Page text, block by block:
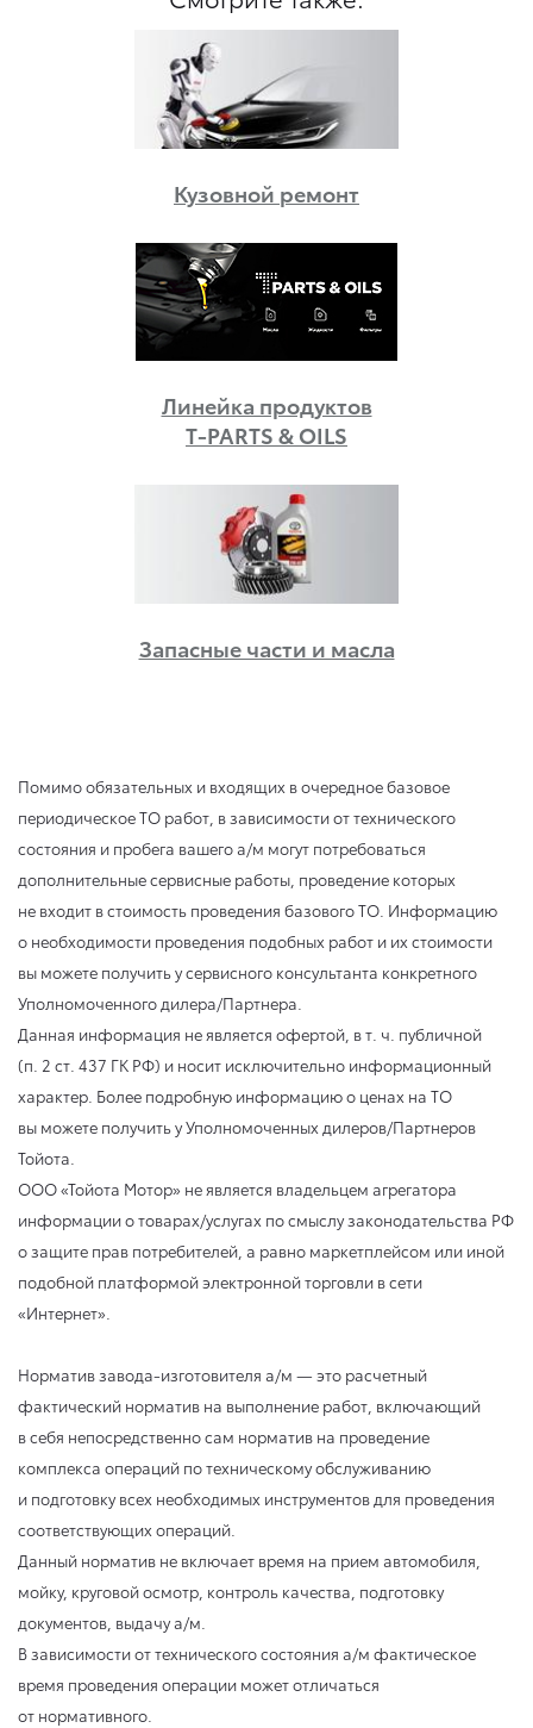
Кузовной ремонт
Линейка продуктов
T-PARTS & OILS
Запасные части и масла
Помимо обязательных и входящих в очередное базовое
периодическое ТО работ, в зависимости от технического
состояния и пробега вашего а/м могут потребоваться
дополнительные сервисные работы, проведение которых
не входит в стоимость проведения базового ТО. Информацию
о необходимости проведения подобных работ и их стоимости
вы можете получить у сервисного консультанта конкретного
Уполномоченного дилера/Партнера.
Данная информация не является офертой, в т. ч. публичной
(п. 2 ст. 437 ГК РФ) и носит исключительно информационный
характер. Более подробную информацию о ценах на ТО
вы можете получить у Уполномоченных дилеров/Партнеров
Тойота.
ООО «Тойота Мотор» не является владельцем агрегатора
информации о товарах/услугах по смыслу законодательства РФ
о защите прав потребителей, а равно маркетплейсом или иной
подобной платформой электронной торговли в сети
«Интернет».
Норматив завода-изготовителя а/м — это расчетный
фактический норматив на выполнение работ, включающий
в себя непосредственно сам норматив на проведение
комплекса операций по техническому обслуживанию
и подготовку всех необходимых инструментов для проведения
соответствующих операций.
Данный норматив не включает время на прием автомобиля,
мойку, круговой осмотр, контроль качества, подготовку
документов, выдачу а/м.
В зависимости от технического состояния а/м фактическое
время проведения операции может отличаться
от нормативного.